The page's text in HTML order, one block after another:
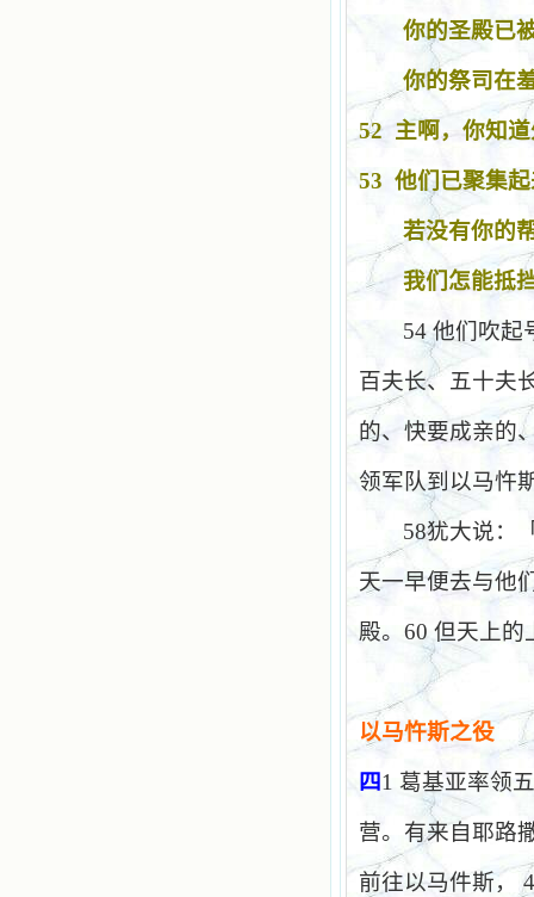
你的圣殿已
你的祭司在
52 主啊，你知
53 他们已聚集
若没有你的
我们怎能抵
54他们吹起
百夫长、五十夫
的、快要成亲的
领军队到以马忤
58犹大说：
天一早便去与他
殿。 60 但天上的
以马忤斯之役
四1 葛基亚率领
营。有来自耶路
前往以马件斯， 4